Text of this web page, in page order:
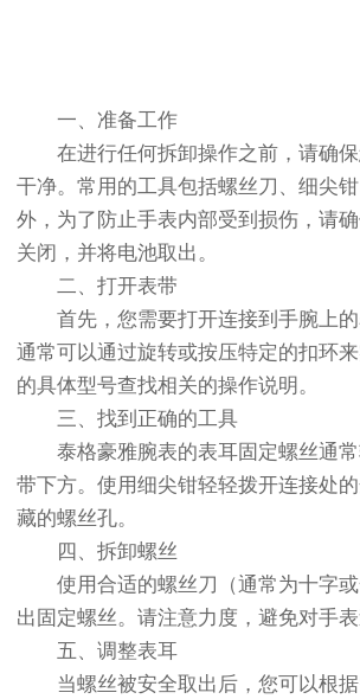
一、准备工作
在进行任何拆卸操作之前，请确保
干净。常用的工具包括螺丝刀、细尖
外，为了防止手表内部受到损伤，请
关闭，并将电池取出。
二、打开表带
首先，您需要打开连接到手腕上的
通常可以通过旋转或按压特定的扣环
的具体型号查找相关的操作说明。
三、找到正确的工具
泰格豪雅腕表的表耳固定螺丝通常
带下方。使用细尖钳轻轻拨开连接处
藏的螺丝孔。
四、拆卸螺丝
使用合适的螺丝刀（通常为十字或
出固定螺丝。请注意力度，避免对手表
五、调整表耳
当螺丝被安全取出后，您可以根据